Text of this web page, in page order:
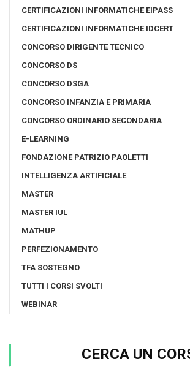
CERTIFICAZIONI INFORMATICHE EIPASS
CERTIFICAZIONI INFORMATICHE IDCERT
CONCORSO DIRIGENTE TECNICO
CONCORSO DS
CONCORSO DSGA
CONCORSO INFANZIA E PRIMARIA
CONCORSO ORDINARIO SECONDARIA
E-LEARNING
FONDAZIONE PATRIZIO PAOLETTI
INTELLIGENZA ARTIFICIALE
MASTER
MASTER IUL
MATHUP
PERFEZIONAMENTO
TFA SOSTEGNO
TUTTI I CORSI SVOLTI
WEBINAR
CERCA UN